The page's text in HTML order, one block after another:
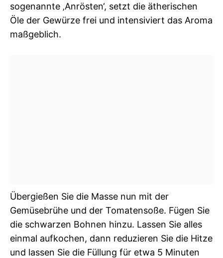
sogenannte ‚Anrösten‘, setzt die ätherischen
Öle der Gewürze frei und intensiviert das Aroma
maßgeblich.
Übergießen Sie die Masse nun mit der
Gemüsebrühe und der Tomatensoße. Fügen Sie
die schwarzen Bohnen hinzu. Lassen Sie alles
einmal aufkochen, dann reduzieren Sie die Hitze
und lassen Sie die Füllung für etwa 5 Minuten